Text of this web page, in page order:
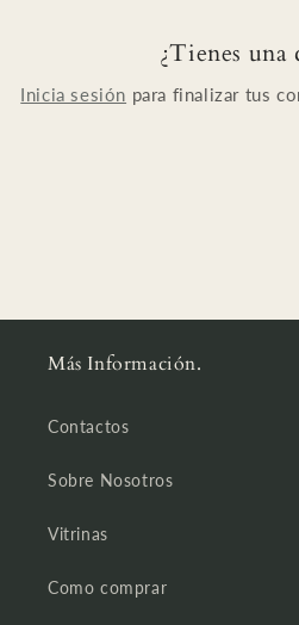
¿Tienes una
Inicia sesión para finalizar tus
Más Información.
Contactos
Sobre Nosotros
Vitrinas
Como comprar